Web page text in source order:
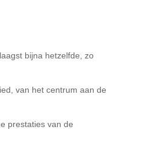
bijna hetzelfde, zo
van het centrum aan de
prestaties van de